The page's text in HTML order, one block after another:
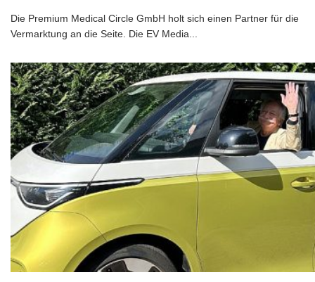
Die Premium Medical Circle GmbH holt sich einen Partner für die
Vermarktung an die Seite. Die EV Media